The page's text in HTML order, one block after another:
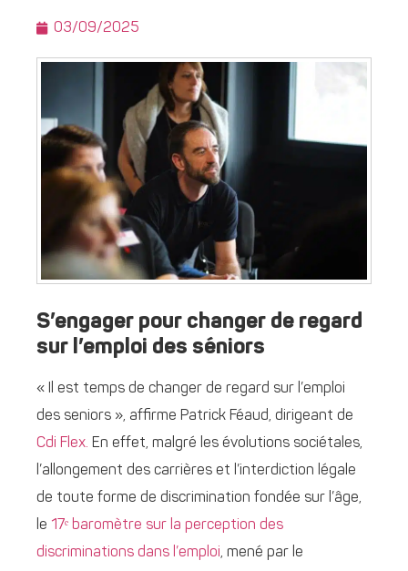
03/09/2025
S’engager pour changer de regard
sur l’emploi des séniors
« Il est temps de changer de regard sur l’emploi
des seniors », affirme Patrick Féaud, dirigeant de
Cdi Flex. En effet, malgré les évolutions sociétales,
l’allongement des carrières et l’interdiction légale
de toute forme de discrimination fondée sur l’âge,
le 17ᵉ baromètre sur la perception des
discriminations dans l’emploi, mené par le